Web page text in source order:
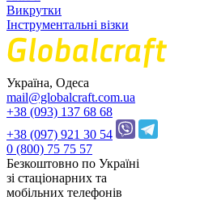
Викрутки
Інструментальні візки
Україна, Одеса
mail@globalcraft.com.ua
+38 (093) 137 68 68
+38 (097) 921 30 54
0 (800) 75 75 57
Безкоштовно по Україні
зі стацiонарних та
мобільних телефонів